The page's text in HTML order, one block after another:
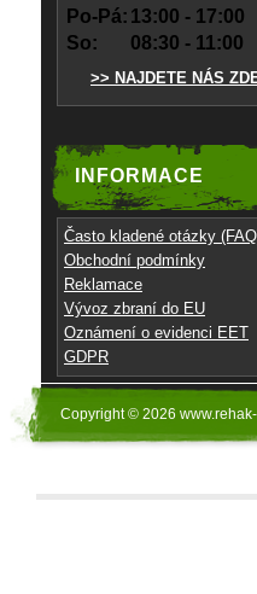
Po-Pá: 13:00 - 17:00
So:
08:30 - 11:00
>> NAJDETE NÁS
INFORMACE
Často kladené otázky
Obchodní podmínky
Reklamace
Vývoz zbraní do EU
Oznámení o evidenci EET
GDPR
Copyright © 2026